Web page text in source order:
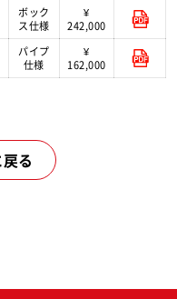
ボック
ス仕様
¥
242,000
パイプ
仕様
¥
162,000
る